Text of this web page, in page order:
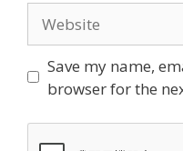
Save my name,
browser for the